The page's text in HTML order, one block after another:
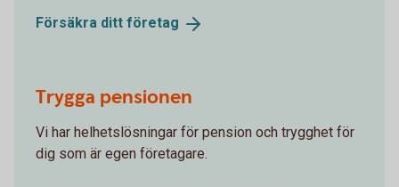
Försäkra ditt företag
Trygga pensionen
Vi har helhetslösningar för pension och trygghet för
dig som är egen företagare.